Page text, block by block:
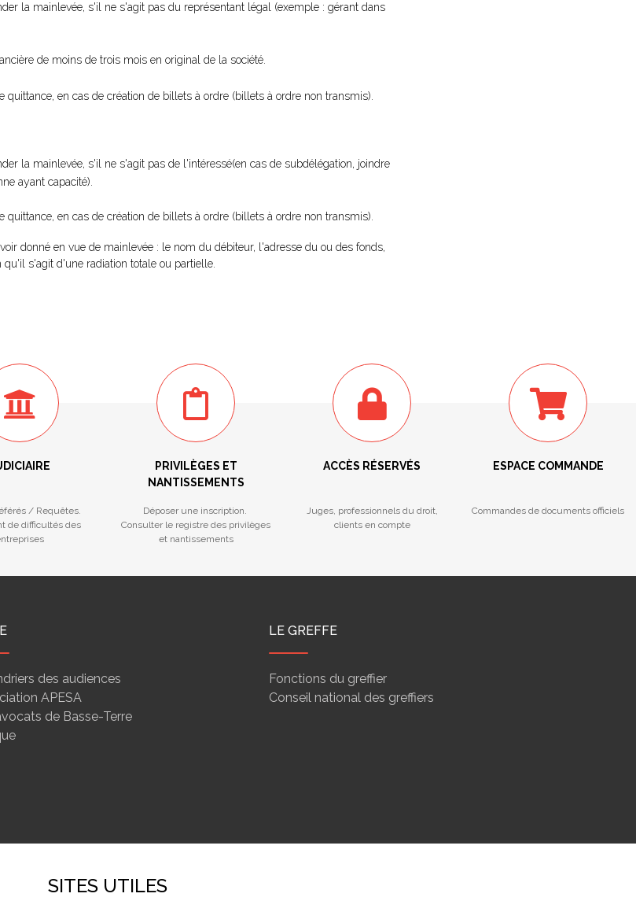
la mainlevée, s'il ne s'agit pas du représentant légal (exemple : gérant dans
de moins de trois mois en original de la société.
en cas de création de billets à ordre (billets à ordre non transmis).
la mainlevée, s'il ne s'agit pas de l'intéressé(en cas de subdélégation, joindre
ayant capacité).
en cas de création de billets à ordre (billets à ordre non transmis).
donné en vue de mainlevée : le nom du débiteur, l'adresse du ou des fonds,
s'agit d'une radiation totale ou partielle.
/ Requêtes.
de difficultés des
PRIVILÈGES ET
NANTISSEMENTS
Déposer une inscription.
Consulter le registre des privilèges
et nantissements
ACCÈS RÉSERVÉS
Juges, professionnels du droit,
clients en compte
ESPACE COMMANDE
Commandes de documents officiels
des audiences
APESA
de Basse-Terre
LE GREFFE
Fonctions du greffier
Conseil national des greffiers
SITES UTILES